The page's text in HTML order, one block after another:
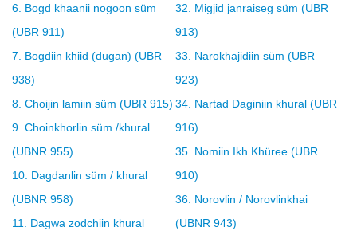
6. Bogd khaanii nogoon süm
(UBR 911)
7. Bogdiin khiid (dugan) (UBR
938)
8. Choijin lamiin süm (UBR 915)
9. Choinkhorlin süm /khural
(UBNR 955)
10. Dagdanlin süm / khural
(UBNR 958)
11. Dagwa zodchiin khural
32. Migjid janraiseg süm (UBR
913)
33. Narokhajidiin süm (UBR
923)
34. Nartad Daginiin khural (UBR
916)
35. Nomiin Ikh Khüree (UBR
910)
36. Norovlin / Norovlinkhai
(UBNR 943)